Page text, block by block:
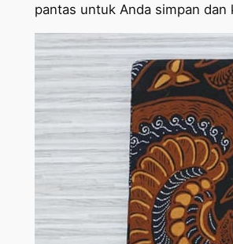
pantas untuk Anda simpan dan